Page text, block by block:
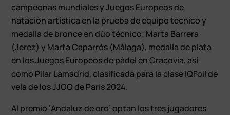
campeonas mundiales y Juegos Europeos de
natación artística en la prueba de equipo técnico y
medalla de bronce en dúo técnico; Marta Barrera
(Jerez) y Marta Caparrós (Málaga), medalla de plata
en los Juegos Europeos de pádel en Cracovia, así
como Pilar Lamadrid, clasificada para la clase IQFoil de
vela de los JJOO de París 2024.
Al premio ‘Andaluz de oro’ optan los tres jugadores